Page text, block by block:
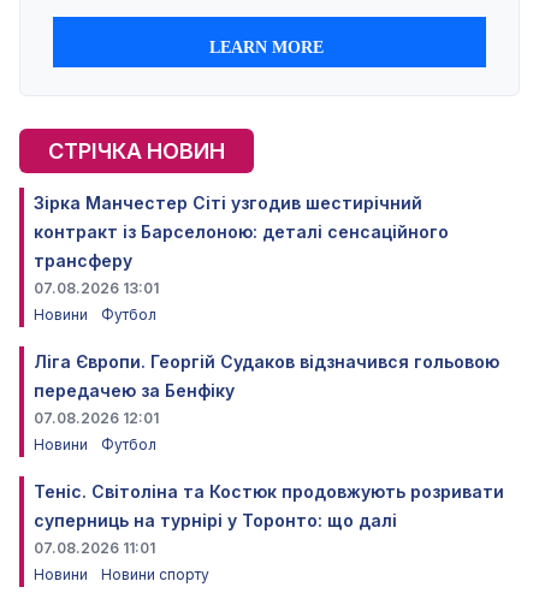
СТРІЧКА НОВИН
Зірка Манчестер Сіті узгодив шестирічний
контракт із Барселоною: деталі сенсаційного
трансферу
07.08.2026 13:01
Новини
Футбол
Ліга Європи. Георгій Судаков відзначився гольовою
передачею за Бенфіку
07.08.2026 12:01
Новини
Футбол
Теніс. Світоліна та Костюк продовжують розривати
суперниць на турнірі у Торонто: що далі
07.08.2026 11:01
Новини
Новини спорту